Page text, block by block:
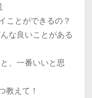
ことができるの？
な良いことがある
、一番いいと思
教えて！